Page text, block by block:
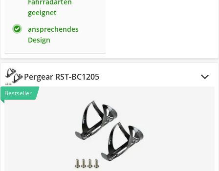
geeignet
ansprechendes
Design
Pergear RST-BC1205
Bestseller